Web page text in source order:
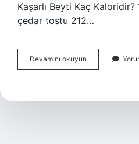
Kaşarlı Beyti Kaç
çedar tostu 212…
Devamını okuyun
Porsiyon
Kadar